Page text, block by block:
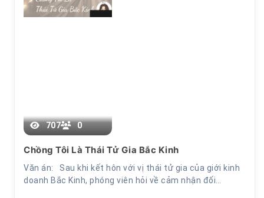
Chương 9
707 0
Chồng Tôi Là Thái Tử Gia Bắc Kinh
Văn án: Sau khi kết hôn với vị thái tử gia của giới kinh
doanh Bắc Kinh, phóng viên hỏi về cảm nhận đối…